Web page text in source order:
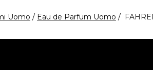
Uomo Eau de Parfum Uomo